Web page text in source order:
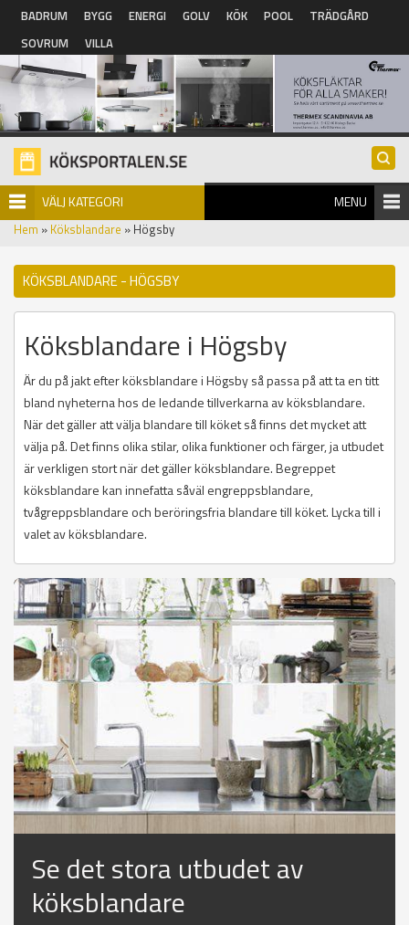
Hoppa till huvudinnehåll
BADRUM BYGG ENERGI GOLV KÖK POOL
TRÄDGÅRD
SOVRUM
VILLA
VÄLJ KATEGORI MENU
Hem » Köksblandare » Högsby
KÖKSBLANDARE - HÖGSBY
Köksblandare i Högsby
Är du på jakt efter köksblandare i Högsby så passa på att ta en titt
bland nyheterna hos de ledande tillverkarna av köksblandare.
När det gäller att välja blandare till köket så finns det mycket att
välja på. Det finns olika stilar, olika funktioner och färger, ja utbudet
är verkligen stort när det gäller köksblandare. Begreppet
köksblandare kan innefatta såväl engreppsblandare,
tvågreppsblandare och beröringsfria blandare till köket. Lycka till i
valet av köksblandare.
Se det stora utbudet av
köksblandare